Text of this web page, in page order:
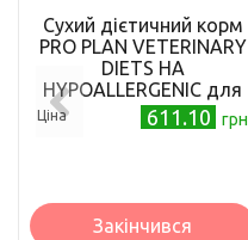
Сухий дієтичний корм
PRO PLAN VETERINARY
DIETS HA
HYPOALLERGENIC для
собак для зниження
ознак інгредієнтної
Ціна 611.10 грн
Закінчився